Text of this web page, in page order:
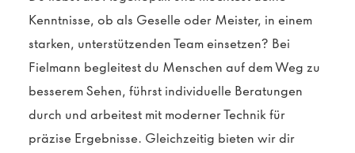
Kenntnisse, ob als Geselle oder Meister, in einem
starken, unterstützenden Team einsetzen? Bei
Fielmann begleitest du Menschen auf dem Weg zu
besserem Sehen, führst individuelle Beratungen
durch und arbeitest mit moderner Technik für
präzise Ergebnisse. Gleichzeitig bieten wir dir